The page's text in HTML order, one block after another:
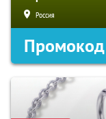
Россия
Промокод